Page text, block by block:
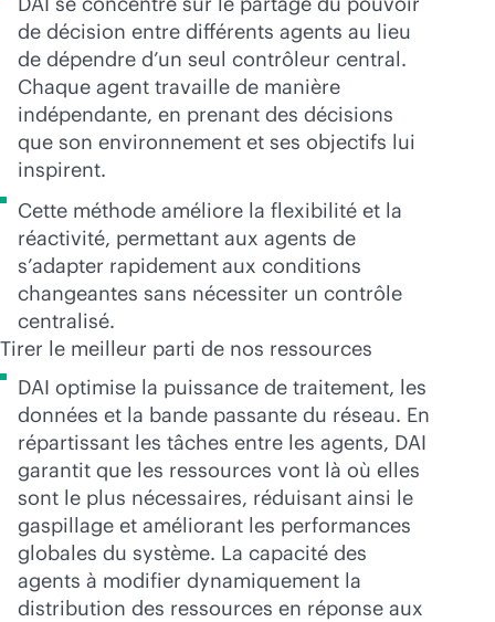
de décision entre différents agents au lieu
de dépendre d’un seul contrôleur central.
Chaque agent travaille de manière
indépendante, en prenant des décisions
que son environnement et ses objectifs lui
inspirent.
Cette méthode améliore la flexibilité et la
réactivité, permettant aux agents de
s’adapter rapidement aux conditions
changeantes sans nécessiter un contrôle
centralisé.
Tirer le meilleur parti de nos ressources
DAI optimise la puissance de traitement, les
données et la bande passante du réseau. En
répartissant les tâches entre les agents, DAI
garantit que les ressources vont là où elles
sont le plus nécessaires, réduisant ainsi le
gaspillage et améliorant les performances
globales du système. La capacité des
agents à modifier dynamiquement la
distribution des ressources en réponse aux